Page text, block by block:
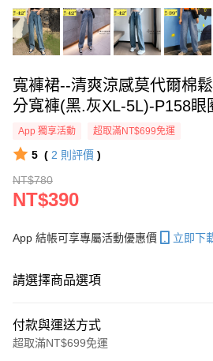
寬褲裙--清爽涼感莫代爾棉
分寬褲(黑.灰XL-5L)-P158眼
App 獨享活動 超取滿NT$699免運
5 ( 2 則評價 )
NT$780
NT$390
App 結帳可享專屬活動優惠價 立即下
請選擇商品選項
付款與運送方式
超取滿NT$699免運